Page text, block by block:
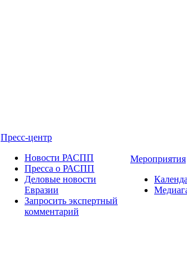
Пресс-центр
Новости РАСПП
Пресса о РАСПП
Деловые новости
Евразии
Запросить экспертный
комментарий
Мероприятия